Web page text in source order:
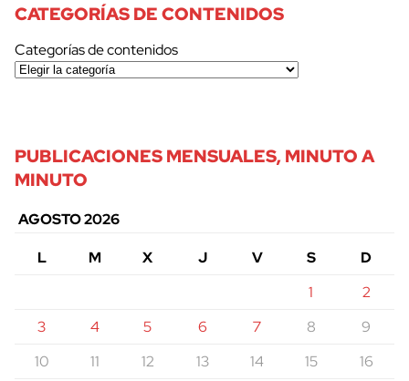
CATEGORÍAS DE CONTENIDOS
Categorías de contenidos
PUBLICACIONES MENSUALES, MINUTO A
MINUTO
AGOSTO 2026
L
M X J V S
D
1
2
3
4 5 6 7 8
9
10
11 12 13 14 15
16